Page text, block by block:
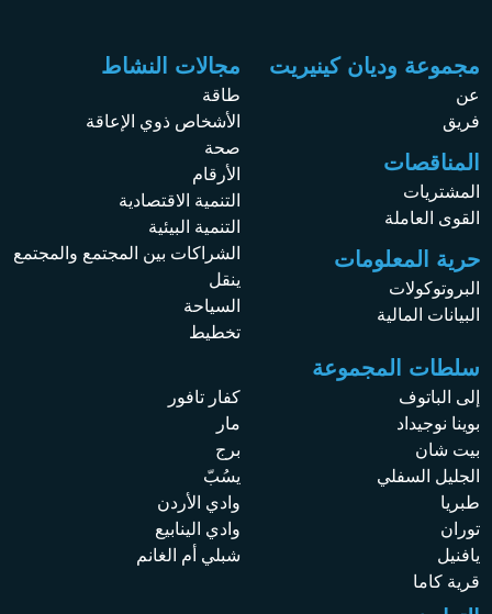
مجموعة وديان كينيريت
عن
فريق
المناقصات
المشتريات
القوى العاملة
حرية المعلومات
البروتوكولات
البيانات المالية
مجالات النشاط
طاقة
الأشخاص ذوي الإعاقة
صحة
الأرقام
التنمية الاقتصادية
التنمية البيئية
الشراكات بين المجتمع والمجتمع
ينقل
السياحة
تخطيط
سلطات المجموعة
إلى الباتوف
بوينا نوجيداد
بيت شان
الجليل السفلي
طبريا
توران
يافنيل
قرية كاما
كفار تافور
مار
برج
يسُبّ
وادي الأردن
وادي الينابيع
شبلي أم الغانم